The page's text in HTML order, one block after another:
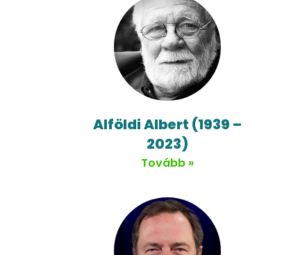
Alföldi Albert (1939 –
2023)
Tovább »